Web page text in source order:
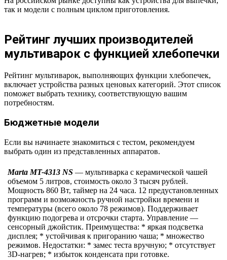
так и модели с полным циклом приготовления.
Рейтинг лучших производителей
мультиварок с функцией хлебопечки
Рейтинг мультиварок, выполняющих функции хлебопечек,
включает устройства разных ценовых категорий. Этот список
поможет выбрать технику, соответствующую вашим
потребностям.
Бюджетные модели
Если вы начинаете знакомиться с тестом, рекомендуем
выбрать один из представленных аппаратов.
Marta MT-4313 NS — мультиварка с керамической чашей
объемом 5 литров, стоимость около 3 тысяч рублей.
Мощность 860 Вт, таймер на 24 часа. 12 предустановленных
программ и возможность ручной настройки времени и
температуры (всего около 78 режимов). Поддерживает
функцию подогрева и отсрочки старта. Управление —
сенсорный джойстик. Преимущества: * яркая подсветка
дисплея; * устойчивая к пригоранию чаша; * множество
режимов. Недостатки: * замес теста вручную; * отсутствует
3D-нагрев; * избыток конденсата при готовке.